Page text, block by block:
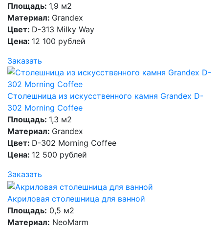
Площадь: 1,9 м2
Материал: Grandex
Цвет: D-313 Milky Way
Цена: 12 100 рублей
Заказать
Столешница из искусственного камня Grandex D-
302 Morning Coffee
Площадь: 1,3 м2
Материал: Grandex
Цвет: D-302 Morning Coffee
Цена: 12 500 рублей
Заказать
Акриловая столешница для ванной
Площадь: 0,5 м2
Материал: NeoMarm